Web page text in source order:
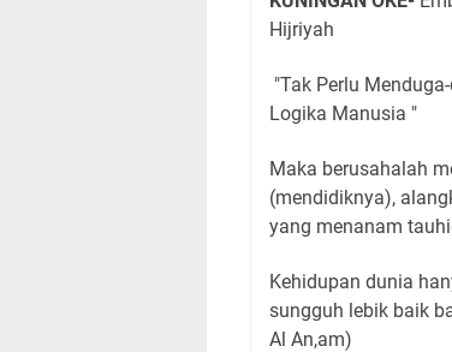
Hijriyah
"Tak Perlu
Logika Manusia "
Maka berusahalah
(mendidiknya),
yang menanam
Kehidupan dunia
sungguh lebik baik
Al An,am)